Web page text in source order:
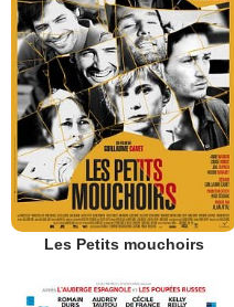
Les Petits mouchoirs